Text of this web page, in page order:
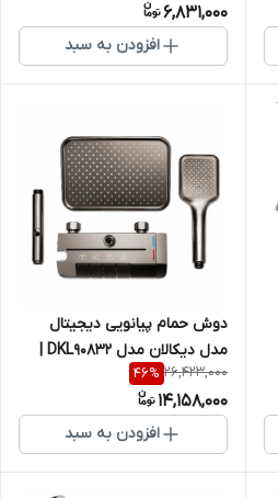
6,831,000
افزودن به سبد
دوش حمام پیانویی دیجیتال
مدل دیکالان مدل DKL90832 |
رنگ دودی لوکس
26,423,000
46%
14,158,000
افزودن به سبد